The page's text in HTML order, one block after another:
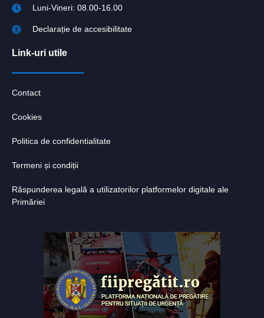
Luni-Vineri: 08.00-16.00
Declarație de accesibilitate
Link-uri utile
Contact
Cookies
Politica de confidentialitate
Termeni și condiții
Răspunderea legală a utilizatorilor platformelor digitale ale
Primăriei